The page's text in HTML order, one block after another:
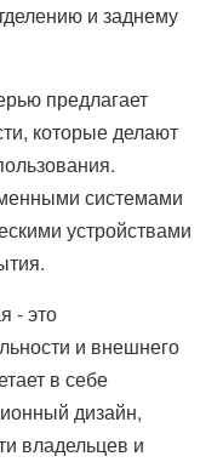
и заднему
предлагает
которые делают
системами
устройствами
- это
и внешнего
в себе
дизайн,
владельцев и